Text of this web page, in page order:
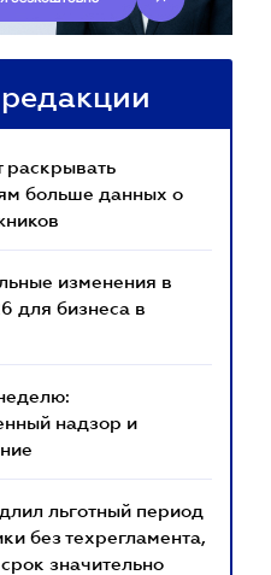
раскрывать
больше данных о
изменения в
для бизнеса в
надзор и
льготный период
без техрегламента,
значительно